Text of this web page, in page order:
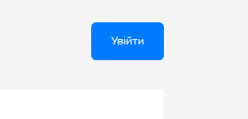
Увійти